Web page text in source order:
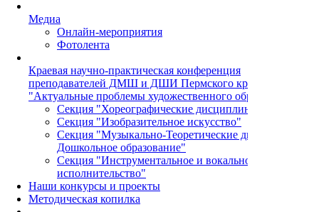
Медиа
Онлайн-мероприятия
Фотолента
Краевая научно-практическая конференция
преподавателей ДМШ и ДШИ Пермского края
"Актуальные проблемы художественного образования"
Секция "Хореографические дисциплины"
Секция "Изобразительное искусство"
Секция "Музыкально-Теоретические дисциплины и
Дошкольное образование"
Секция "Инструментальное и вокальное
исполнительство"
Наши конкурсы и проекты
Методическая копилка